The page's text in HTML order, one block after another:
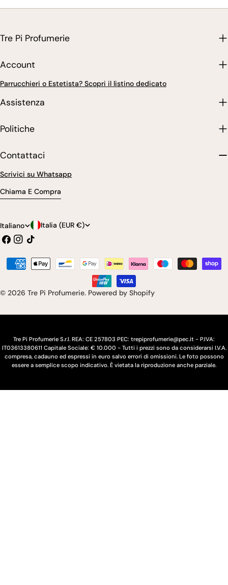
Tre Pi Profumerie
Account
Parrucchieri o Estetista? Scopri il listino dedicato
Assistenza
Politiche
Contattaci
Scrivici su Whatsapp
Chiama E Compra
L
i
n
u
Italiano
P
a
e
s
e
e
g
o
Italia (EUR €)
Facebook
Instagram
Tic
© 2026 Tre Pi Profumerie. Powered by Shopify
Modalità
Tre Pi Profumerie S.r.l. REA: CE 257803 PEC: trepiprofumerie@pec.it - P.IVA:
IT03613380611 Capitale Sociale: € 10.000 - Tutti i prezzi sono da considerarsi I.V.A.
compresa, cadauno ed espressi in euro salvo errori di omissioni. Le foto possono
essere a semplice scopo indicativo. È vietata la riproduzione anche parziale.